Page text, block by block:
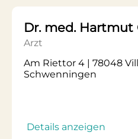
Dr. med. Hartmut
Arzt
Am Riettor 4 | 78048
Schwenningen
Details anzeigen